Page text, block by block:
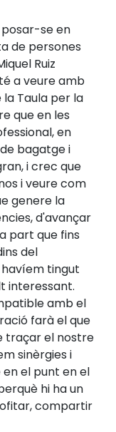
se en
de persones
Ruiz
a veure amb
Taula per la
que en les
en
bagatge i
i crec que
i veure com
genere la
d'avançar
part que fins
del
havíem tingut
interessant.
amb el
farà el que
traçar el nostre
sinèrgies i
el punt en el
hi ha un
compartir